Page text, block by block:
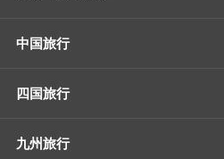
中国旅行
四国旅行
九州旅行